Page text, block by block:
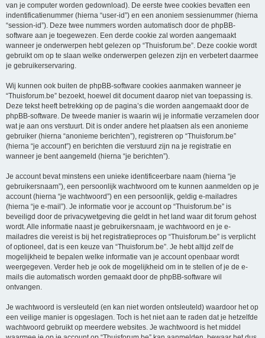
van je computer worden gedownload). De eerste twee cookies bevatten een
indentificatienummer (hierna “user-id”) en een anoniem sessienummer (hierna
“session-id”). Deze twee nummers worden automatisch door de phpBB-
software aan je toegewezen. Een derde cookie zal worden aangemaakt
wanneer je onderwerpen hebt gelezen op “Thuisforum.be”. Deze cookie wordt
gebruikt om op te slaan welke onderwerpen gelezen zijn en verbetert daarmee
je gebruikerservaring.
Wij kunnen ook buiten de phpBB-software cookies aanmaken wanneer je
“Thuisforum.be” bezoekt, hoewel dit document daarop niet van toepassing is.
Deze tekst heeft betrekking op de pagina’s die worden aangemaakt door de
phpBB-software. De tweede manier is waarin wij je informatie verzamelen door
wat je aan ons verstuurt. Dit is onder andere het plaatsen als een anonieme
gebruiker (hierna “anonieme berichten”), registreren op “Thuisforum.be”
(hierna “je account”) en berichten die verstuurd zijn na je registratie en
wanneer je bent aangemeld (hierna “je berichten”).
Je account bevat minstens een unieke identificeerbare naam (hierna “je
gebruikersnaam”), een persoonlijk wachtwoord om te kunnen aanmelden op je
account (hierna “je wachtwoord”) en een persoonlijk, geldig e-mailadres
(hierna “je e-mail”). Je informatie voor je account op “Thuisforum.be” is
beveiligd door de privacywetgeving die geldt in het land waar dit forum gehost
wordt. Alle informatie naast je gebruikersnaam, je wachtwoord en je e-
mailadres die vereist is bij het registratieproces op “Thuisforum.be” is verplicht
of optioneel, dat is een keuze van “Thuisforum.be”. Je hebt altijd zelf de
mogelijkheid te bepalen welke informatie van je account openbaar wordt
weergegeven. Verder heb je ook de mogelijkheid om in te stellen of je de e-
mails die automatisch worden gemaakt door de phpBB-software wil
ontvangen.
Je wachtwoord is versleuteld (en kan niet worden ontsleuteld) waardoor het op
een veilige manier is opgeslagen. Toch is het niet aan te raden dat je hetzelfde
wachtwoord gebruikt op meerdere websites. Je wachtwoord is het middel